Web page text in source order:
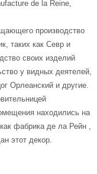
de la Reine,
производство
таких как Севр и
своих изделий
у видных деятелей,
Орлеанский и другие.
находились на
фабрика де ла Рейн ,
этот декор.